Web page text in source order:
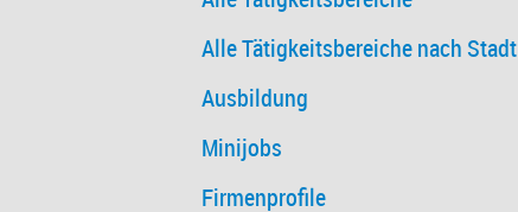
Alle Tätigkeitsbereiche nach Stadt
Ausbildung
Minijobs
Firmenprofile